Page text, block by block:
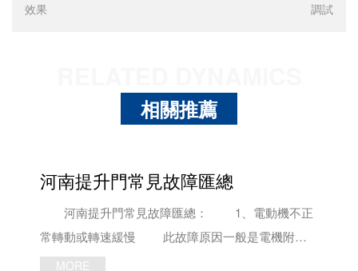
效果
調試
相關推薦
河南提升門常見故障匯總
河南提升門常見故障匯總： 1、電動機不正
常轉動或轉速緩慢 此故障原因一般是電機附近
線路斷路、電機燒損、停止按鈕沒復位、限位開關動
MORE